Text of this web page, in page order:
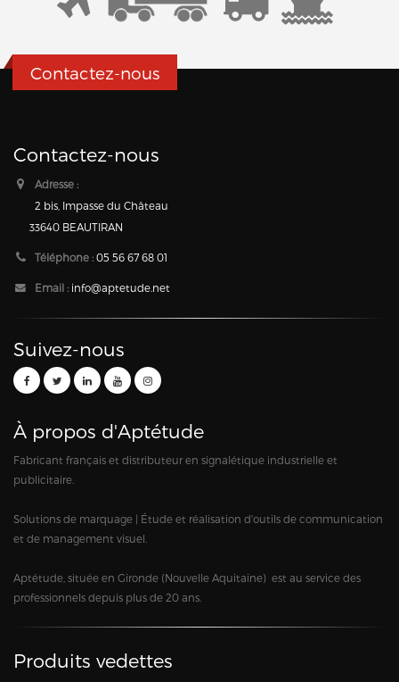
Contactez-nous
Contactez-nous
Adresse :
2 bis, Impasse du Château
33640 BEAUTIRAN
Téléphone : 05 56 67 68 01
Email : info@aptetude.net
Suivez-nous
À propos d'Aptétude
Fabricant français et distributeur en signalétique industrielle et
publicitaire.
Solutions de marquage | Étude et réalisation d'outils de communication
et de management visuel.
Aptétude, située en Gironde (Nouvelle Aquitaine) est au service des
professionnels depuis plus de 20 ans.
Produits vedettes